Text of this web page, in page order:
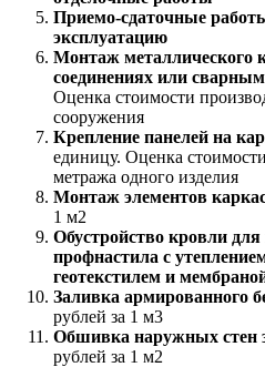
Приемо-сдаточные
эксплуатацию
Монтаж металлического
соединениях или
Оценка стоимости
сооружения
Крепление панелей на
единицу. Оценка
метража одного изделия
Монтаж элементов
1 м2
Обустройство кровли
профнастила с
геотекстилем и
Заливка армированного
рублей за 1 м3
Обшивка наружных стен
рублей за 1 м2